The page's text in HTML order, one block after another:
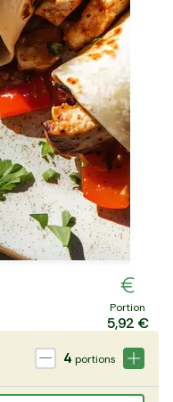
Portion
5,92 €
4 portions